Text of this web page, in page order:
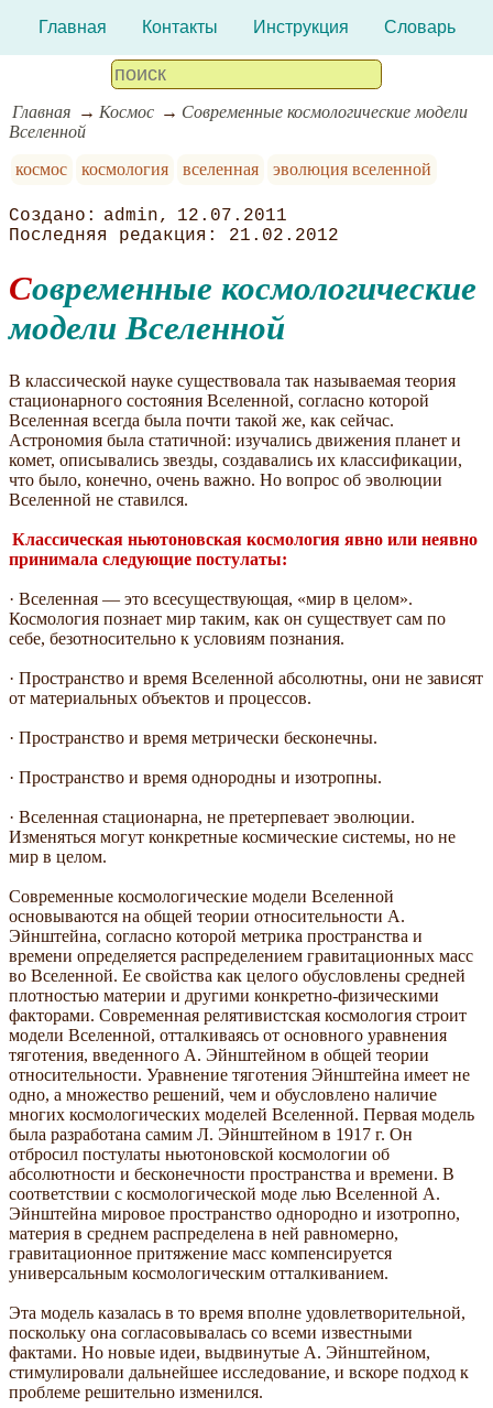
Главная Контакты Инструкция Словарь
Главная Космос
Современные космологические модели
Вселенной
космос
космология вселенная эволюция вселенной
admin
12.07.2011
21.02.2012
Современные космологические
модели Вселенной
В классической науке существовала так называемая теория
стационарного состояния Вселенной, согласно которой
Вселенная всегда была почти такой же, как сейчас.
Астрономия была статичной: изучались движения планет и
комет, описывались звезды, создавались их классификации,
что было, конечно, очень важно. Но вопрос об эволюции
Вселенной не ставился.
Классическая ньютоновская космология явно или неявно
принимала следующие постулаты:
· Вселенная — это всесуществующая, «мир в целом».
Космология познает мир таким, как он существует сам по
себе, безотносительно к условиям познания.
· Пространство и время Вселенной абсолютны, они не зависят
от материальных объектов и процессов.
· Пространство и время метрически бесконечны.
· Пространство и время однородны и изотропны.
· Вселенная стационарна, не претерпевает эволюции.
Изменяться могут конкретные космические системы, но не
мир в целом.
Современные космологические модели Вселенной
основываются на общей теории относительности А.
Эйнштейна, согласно которой метрика пространства и
времени определяется распределением гравитационных масс
во Вселенной. Ее свойства как целого обусловлены средней
плотностью материи и другими конкретно-физическими
факторами. Современная релятивистская космология строит
модели Вселенной, отталкиваясь от основного уравнения
тяготения, введенного А. Эйнштейном в общей теории
относительности. Уравнение тяготения Эйнштейна имеет не
одно, а множество решений, чем и обусловлено наличие
многих космологических моделей Вселенной. Первая модель
была разработана самим Л. Эйнштейном в 1917 г. Он
отбросил постулаты ньютоновской космологии об
абсолютности и бесконечности пространства и времени. В
соответствии с космологической моде лью Вселенной А.
Эйнштейна мировое пространство однородно и изотропно,
материя в среднем распределена в ней равномерно,
гравитационное притяжение масс компенсируется
универсальным космологическим отталкиванием.
Эта модель казалась в то время вполне удовлетворительной,
поскольку она согласовывалась со всеми известными
фактами. Но новые идеи, выдвинутые А. Эйнштейном,
стимулировали дальнейшее исследование, и вскоре подход к
проблеме решительно изменился.